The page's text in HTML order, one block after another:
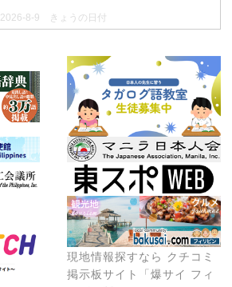
現地情報探すなら クチコミ
掲示板サイト「爆サイ フィ
2026-8-9 きょうの日付